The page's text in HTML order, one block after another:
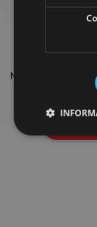
Navarre: organised